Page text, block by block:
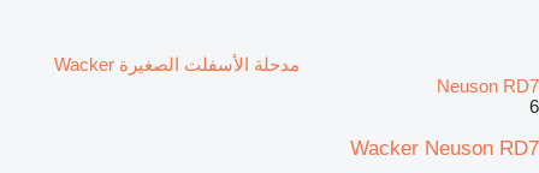
مدحلة الأسفلت الصغيرة Wacker
Neuson RD7
6
Wacker Neuson RD7